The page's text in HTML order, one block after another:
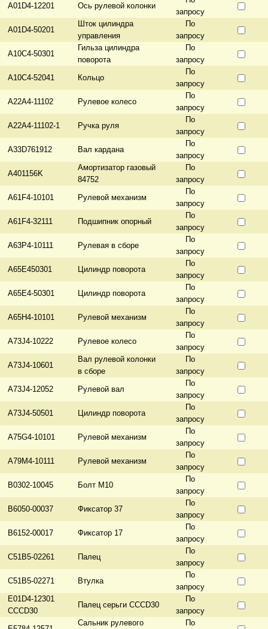
A01D4-12201 Ось рулевой колонки
запросу
A01D4-50201
Шток цилиндра
управления
По
запросу
A10C4-50301
Гильза цилиндра
поворота
По
запросу
A10C4-52041
Кольцо
По
запросу
A22A4-11102
Рулевое колесо
По
запросу
A22A4-11102-1
Ручка руля
По
запросу
A33D761912
Вал кардана
По
запросу
A401156K
Амортизатор газовый
84752
По
запросу
A61F4-10101
Рулевой механизм
По
запросу
A61F4-32111
Подшипник опорный
По
запросу
A63P4-10111
Рулевая в сборе
По
запросу
A65E450301
Цилиндр поворота
По
запросу
A65E4-50301
Цилиндр поворота
По
запросу
A65H4-10101
Рулевой механизм
По
запросу
A73J4-10222
Рулевое колесо
По
запросу
A73J4-10601
Вал рулевой колонки
в сборе
По
запросу
A73J4-12052
Рулевой вал
По
запросу
A73J4-50501
Цилиндр поворота
По
запросу
A75G4-10101
Рулевой механизм
По
запросу
A79M4-10111
Рулевой механизм
По
запросу
B0302-10045
Болт М10
По
запросу
B6050-00037
Фиксатор 37
По
запросу
B6152-00017
Фиксатор 17
По
запросу
C51B5-02261
Палец
По
запросу
C51B5-02271
Втулка
По
запросу
E01D4-12301
CCCD30
Палец серьги CCCD30
По
запросу
Сальник рулевого
По